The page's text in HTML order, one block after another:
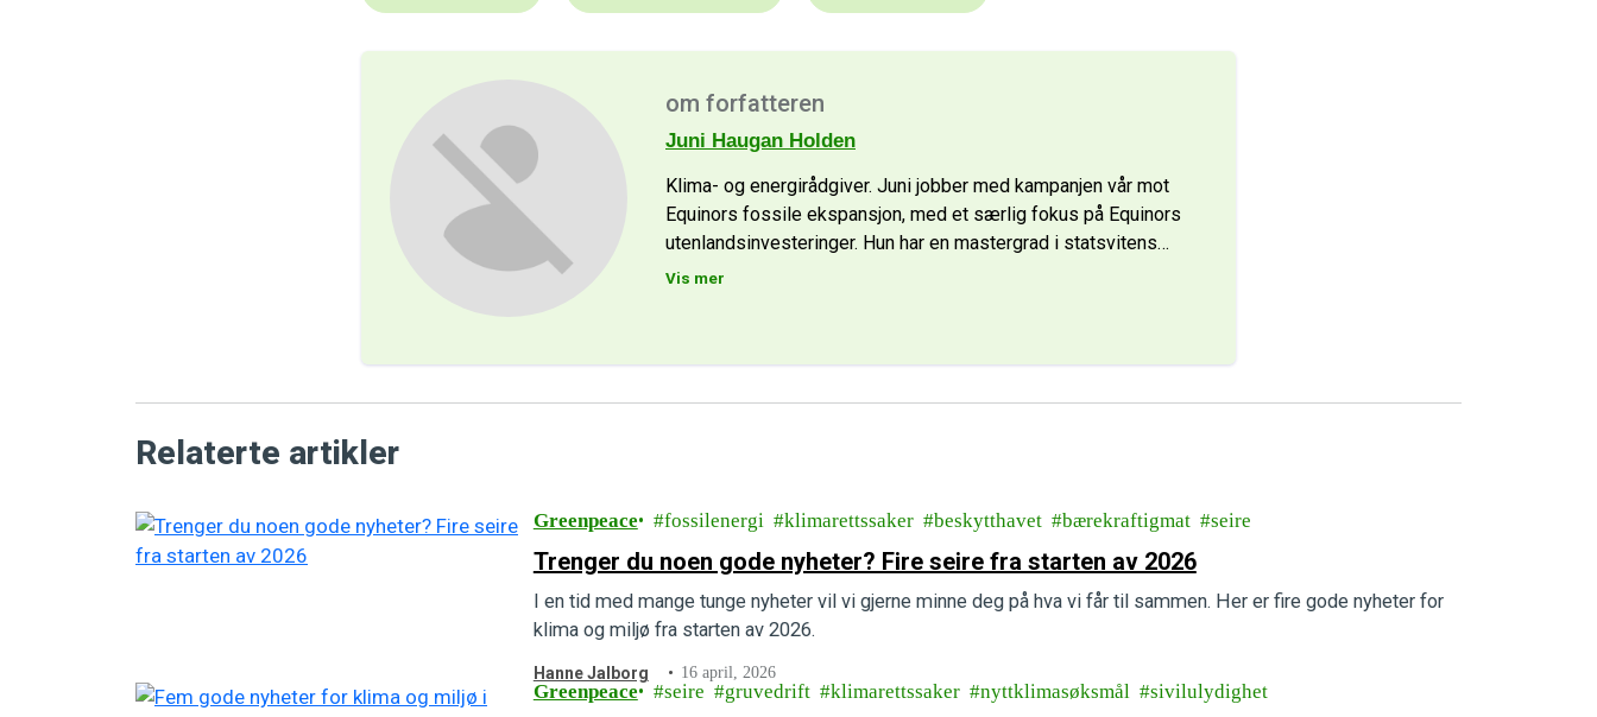
om forfatteren
Juni Haugan Holden
Klima- og energirådgiver. Juni jobber med kampanjen vår mot
Equinors fossile ekspansjon, med et særlig fokus på Equinors
utenlandsinvesteringer. Hun har en mastergrad i statsvitens…
Vis mer
Relaterte artikler
Greenpeace fossilenergi klimarettssaker beskytthavet bærekraftigmat seire
Trenger du noen gode nyheter? Fire seire fra starten av 2026
I en tid med mange tunge nyheter vil vi gjerne minne deg på hva vi får til sammen. Her er fire gode nyheter for
klima og miljø fra starten av 2026.
Hanne Jalborg 16 april, 2026
Greenpeace seire gruvedrift klimarettssaker nyttklimasøksmål sivilulydighet